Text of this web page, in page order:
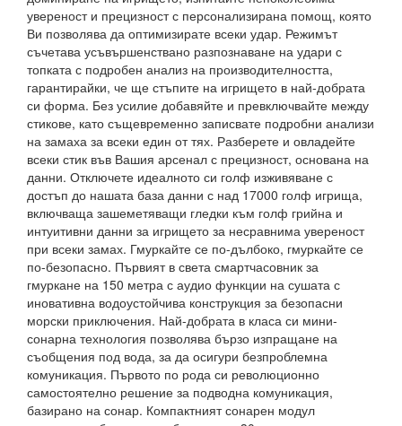
увереност и прецизност с персонализирана помощ, която
Ви позволява да оптимизирате всеки удар. Режимът
съчетава усъвършенствано разпознаване на удари с
топката с подробен анализ на производителността,
гарантирайки, че ще стъпите на игрището в най-добрата
си форма. Без усилие добавяйте и превключвайте между
стикове, като същевременно записвате подробни анализи
на замаха за всеки един от тях. Разберете и овладейте
всеки стик във Вашия арсенал с прецизност, основана на
данни. Отключете идеалното си голф изживяване с
достъп до нашата база данни с над 17000 голф игрища,
включваща зашеметяващи гледки към голф грийна и
интуитивни данни за игрището за несравнима увереност
при всеки замах. Гмуркайте се по-дълбоко, гмуркайте се
по-безопасно. Първият в света смартчасовник за
гмуркане на 150 метра с аудио функции на сушата с
иновативна водоустойчива конструкция за безопасни
морски приключения. Най-добрата в класа си мини-
сонарна технология позволява бързо изпращане на
съобщения под вода, за да осигури безпроблемна
комуникация. Първото по рода си революционно
самостоятелно решение за подводна комуникация,
базирано на сонар. Компактният сонарен модул